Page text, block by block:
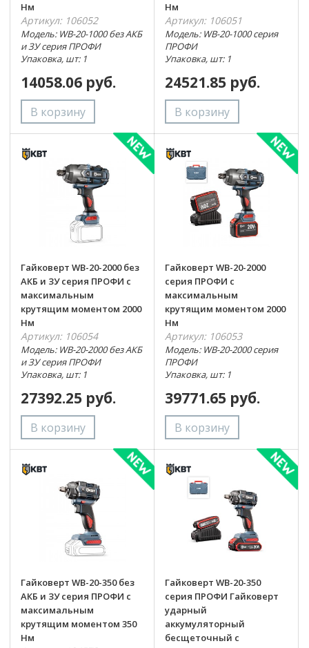
Нм
Артикул: 106052
Модель: WB-20-1000 без АКБ
и ЗУ серия ПРОФИ
Упаковка, шт: 1
14058.06 руб.
Нм
Артикул: 106051
Модель: WB-20-1000 серия
ПРОФИ
Упаковка, шт: 1
24521.85 руб.
Гайковерт WB-20-2000 без
АКБ и ЗУ серия ПРОФИ с
максимальным
крутящим моментом 2000
Нм
Артикул: 106054
Модель: WB-20-2000 без АКБ
и ЗУ серия ПРОФИ
Упаковка, шт: 1
27392.25 руб.
Гайковерт WB-20-2000
серия ПРОФИ с
максимальным
крутящим моментом 2000
Нм
Артикул: 106053
Модель: WB-20-2000 серия
ПРОФИ
Упаковка, шт: 1
39771.65 руб.
Гайковерт WB-20-350 без
АКБ и ЗУ серия ПРОФИ с
максимальным
крутящим моментом 350
Нм
Гайковерт WB-20-350
серия ПРОФИ Гайковерт
ударный
аккумуляторный
бесщеточный с